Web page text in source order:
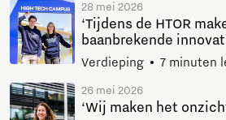
28 mei 2026
‘Tijdens de HTOR
baanbrekende
Verdieping 7 minuten
26 mei 2026
‘Wij maken het